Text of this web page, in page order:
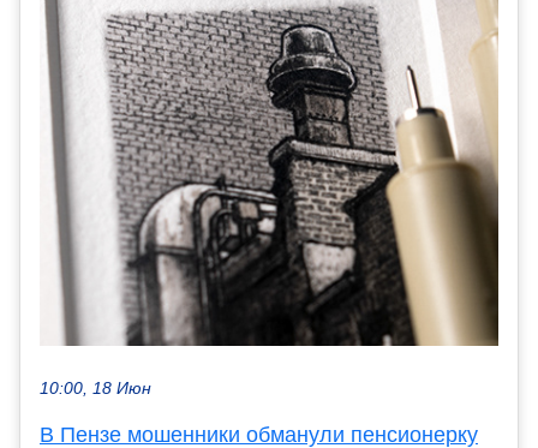
10:00, 18 Июн
В Пензе мошенники обманули пенсионерку